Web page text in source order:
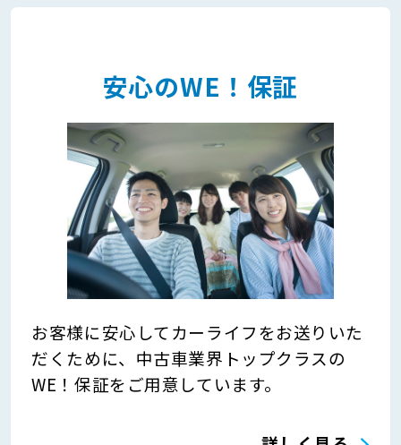
安心のWE！保証
お客様に安心してカーライフをお送りいた
だくために、中古車業界トップクラスの
WE！保証をご用意しています。